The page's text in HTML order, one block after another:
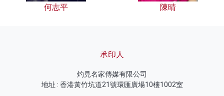
何志平 陳晴
承印人
灼見名家傳媒有限公司
地址 : 香港黃竹坑道21號環匯廣場10樓1002室